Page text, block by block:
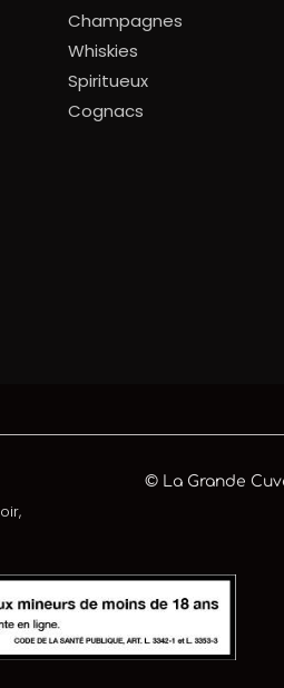
Champagnes
Whiskies
Spiritueux
Cognacs
© La Grande